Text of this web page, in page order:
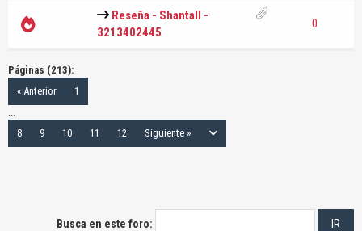
Reseña - Shantall -
3213402445
0
Páginas (213):
« Anterior
1
...
8
9 10 11 12 Siguiente »
Busca en este foro: